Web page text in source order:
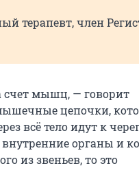
терапевт, член
счет мышц, — говорит
цепочки,
всё тело идут к
органы и
из звеньев, то это